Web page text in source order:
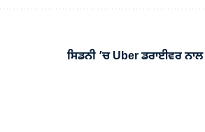
ਸਿਡਨੀ ’ਚ Uber ਡਰਾਈਵਰ